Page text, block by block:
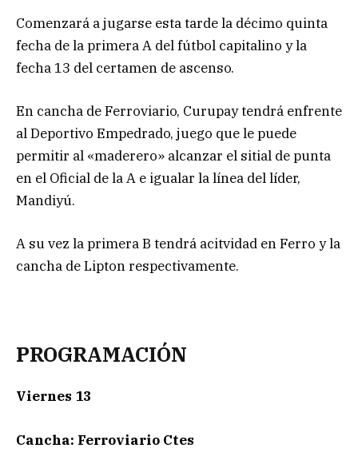
Comenzará a jugarse esta tarde la décimo quinta
fecha de la primera A del fútbol capitalino y la
fecha 13 del certamen de ascenso.
En cancha de Ferroviario, Curupay tendrá enfrente
al Deportivo Empedrado, juego que le puede
permitir al «maderero» alcanzar el sitial de punta
en el Oficial de la A e igualar la línea del líder,
Mandiyú.
A su vez la primera B tendrá acitvidad en Ferro y la
cancha de Lipton respectivamente.
PROGRAMACIÓN
Viernes 13
Cancha: Ferroviario Ctes